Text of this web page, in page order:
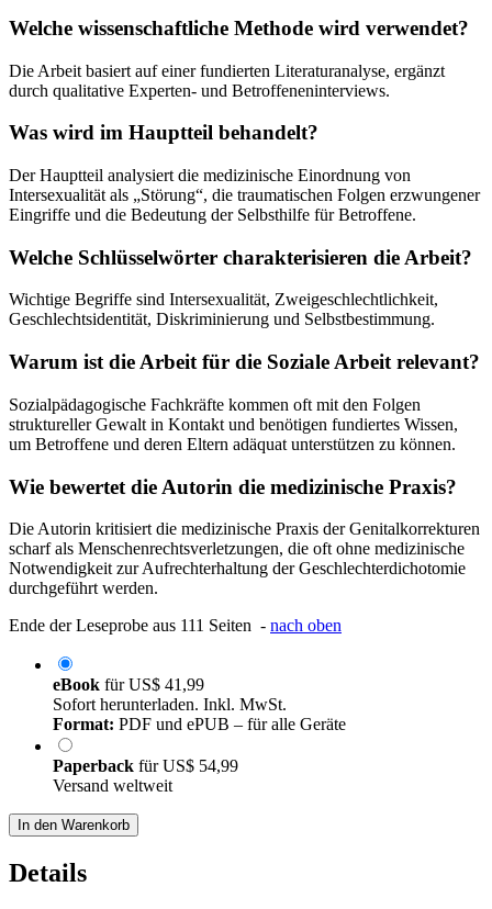
Welche wissenschaftliche Methode wird verwendet?
Die Arbeit basiert auf einer fundierten Literaturanalyse, ergänzt
durch qualitative Experten- und Betroffeneninterviews.
Was wird im Hauptteil behandelt?
Der Hauptteil analysiert die medizinische Einordnung von
Intersexualität als „Störung“, die traumatischen Folgen erzwungener
Eingriffe und die Bedeutung der Selbsthilfe für Betroffene.
Welche Schlüsselwörter charakterisieren die Arbeit?
Wichtige Begriffe sind Intersexualität, Zweigeschlechtlichkeit,
Geschlechtsidentität, Diskriminierung und Selbstbestimmung.
Warum ist die Arbeit für die Soziale Arbeit relevant?
Sozialpädagogische Fachkräfte kommen oft mit den Folgen
struktureller Gewalt in Kontakt und benötigen fundiertes Wissen,
um Betroffene und deren Eltern adäquat unterstützen zu können.
Wie bewertet die Autorin die medizinische Praxis?
Die Autorin kritisiert die medizinische Praxis der Genitalkorrekturen
scharf als Menschenrechtsverletzungen, die oft ohne medizinische
Notwendigkeit zur Aufrechterhaltung der Geschlechterdichotomie
durchgeführt werden.
Ende der Leseprobe aus 111 Seiten - nach oben
eBook fürUS$ 41,99
Sofort herunterladen. Inkl. MwSt.
Format: PDF und ePUB – für alle Geräte
Paperback fürUS$ 54,99
Versand weltweit
In den Warenkorb
Details